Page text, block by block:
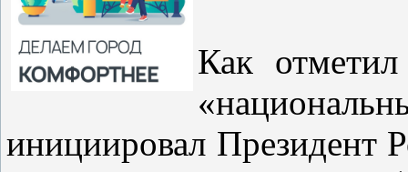
Как
инициировал Президент